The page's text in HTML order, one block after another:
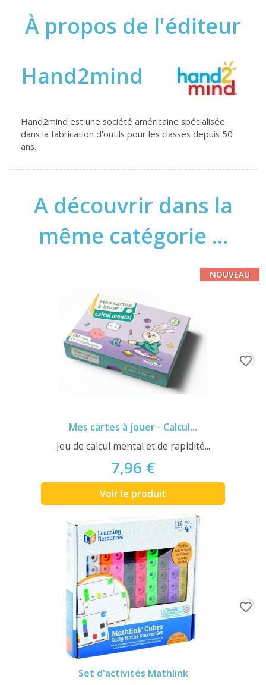
À propos de l'éditeur
Hand2mind
Hand2mind est une société américaine spécialisée
dans la fabrication d'outils pour les classes depuis 50
ans.
A découvrir dans la
même catégorie ...
Mes cartes à jouer - Calcul...
Jeu de calcul mental et de rapidité...
7,96 €
Voir le produit
NOUVEAU
favorite_border
Set d'activités Mathlink
favorite_border